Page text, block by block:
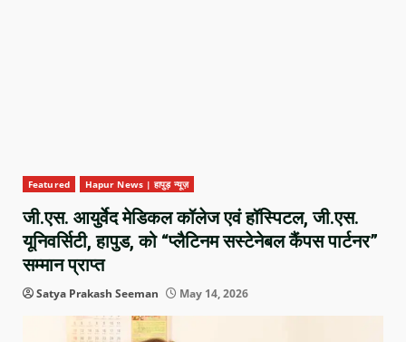
Featured Hapur News | हापुड़ न्यूज़
जी.एस. आयुर्वेद मेडिकल कॉलेज एवं हॉस्पिटल, जी.एस.
यूनिवर्सिटी, हापुड, को “प्लैटिनम सस्टेनेबल कैंपस पार्टनर”
सम्मान प्राप्त
Satya Prakash Seeman May 14, 2026